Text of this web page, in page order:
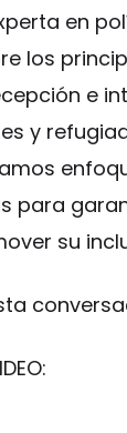
en
los
e
y
para
su